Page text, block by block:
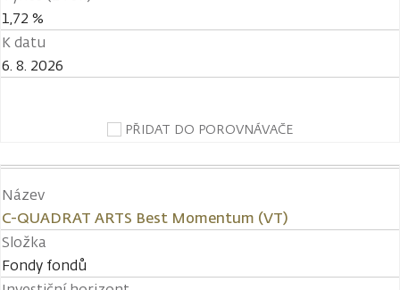
1,72 %
K datu
6. 8. 2026
PŘIDAT DO POROVNÁVAČE
Název
C-QUADRAT ARTS Best Momentum (VT)
Složka
Fondy fondů